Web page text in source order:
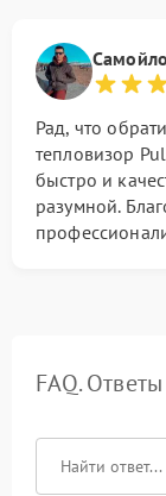
Рад, что
тепловизор
быстро и
разумной.
FAQ.